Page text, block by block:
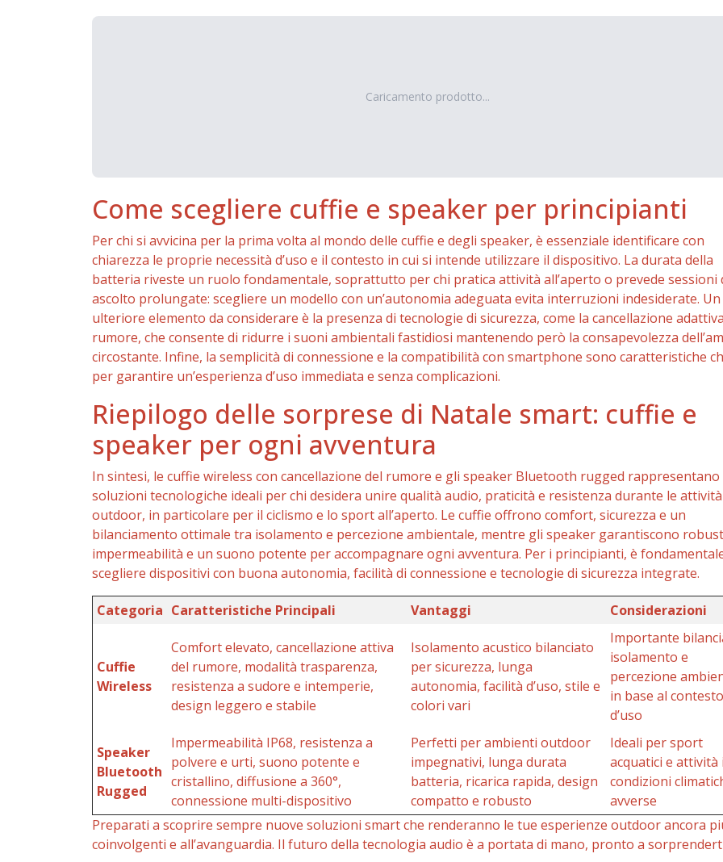
Caricamento prodotto...
Come scegliere cuffie e speaker per principianti
Per chi si avvicina per la prima volta al mondo delle cuffie e degli speaker, è essenziale identificare con
chiarezza le proprie necessità d’uso e il contesto in cui si intende utilizzare il dispositivo. La durata della
batteria riveste un ruolo fondamentale, soprattutto per chi pratica attività all’aperto o prevede sessioni
ascolto prolungate: scegliere un modello con un’autonomia adeguata evita interruzioni indesiderate. Un
ulteriore elemento da considerare è la presenza di tecnologie di sicurezza, come la cancellazione
rumore, che consente di ridurre i suoni ambientali fastidiosi mantenendo però la consapevolezza
circostante. Infine, la semplicità di connessione e la compatibilità con smartphone sono caratteristiche
per garantire un’esperienza d’uso immediata e senza complicazioni.
Riepilogo delle sorprese di Natale smart: cuffie e
speaker per ogni avventura
In sintesi, le cuffie wireless con cancellazione del rumore e gli speaker Bluetooth rugged rappresentano
soluzioni tecnologiche ideali per chi desidera unire qualità audio, praticità e resistenza durante le attività
outdoor, in particolare per il ciclismo e lo sport all’aperto. Le cuffie offrono comfort, sicurezza e un
bilanciamento ottimale tra isolamento e percezione ambientale, mentre gli speaker garantiscono
impermeabilità e un suono potente per accompagnare ogni avventura. Per i principianti, è
scegliere dispositivi con buona autonomia, facilità di connessione e tecnologie di sicurezza integrate.
Categoria Caratteristiche Principali Vantaggi Considerazioni
Cuffie
Wireless
Comfort elevato, cancellazione attiva
del rumore, modalità trasparenza,
resistenza a sudore e intemperie,
design leggero e stabile
Isolamento acustico bilanciato
per sicurezza, lunga
autonomia, facilità d’uso, stile e
colori vari
Importante
isolamento e
percezione
in base al contesto
d’uso
Speaker
Bluetooth
Rugged
Impermeabilità IP68, resistenza a
polvere e urti, suono potente e
cristallino, diffusione a 360°,
connessione multi-dispositivo
Perfetti per ambienti outdoor
impegnativi, lunga durata
batteria, ricarica rapida, design
compatto e robusto
Ideali per sport
acquatici e attività
condizioni
avverse
Preparati a scoprire sempre nuove soluzioni smart che renderanno le tue esperienze outdoor ancora
coinvolgenti e all’avanguardia. Il futuro della tecnologia audio è a portata di mano, pronto a